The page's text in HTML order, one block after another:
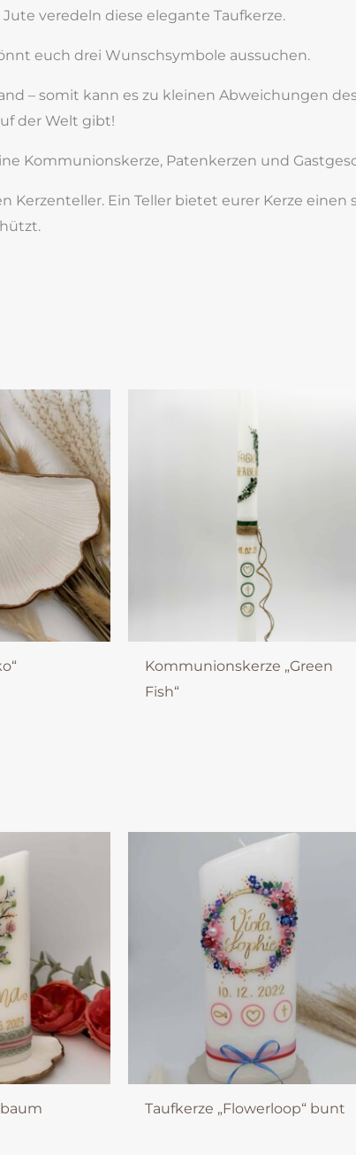
veredeln diese elegante Taufkerze.
euch drei Wunschsymbole aussuchen.
– somit kann es zu kleinen Abweichungen
der Welt gibt!
Kommunionskerze, Patenkerzen und
Ein Teller bietet eurer Kerze einen
Kommunionskerze „Green
Fish“
Taufkerze „Flowerloop“ bunt